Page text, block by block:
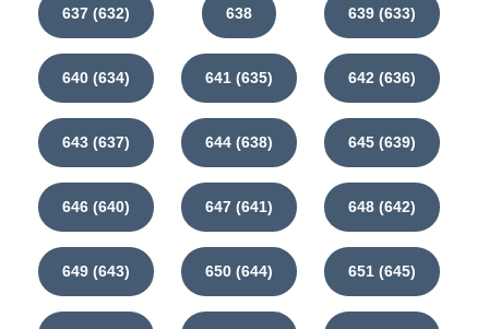
637 (632) 638 639 (633)
640 (634) 641 (635) 642 (636)
643 (637) 644 (638) 645 (639)
646 (640) 647 (641) 648 (642)
649 (643) 650 (644) 651 (645)